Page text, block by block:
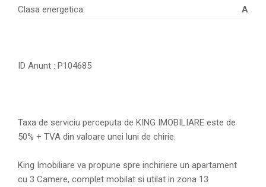
Clasa energetica:
A
ID Anunt : P104685
Taxa de serviciu perceputa de KING IMOBILIARE este de
50% + TVA din valoare unei luni de chirie.
King Imobiliare va propune spre inchiriere un apartament
cu 3 Camere, complet mobilat si utilat in zona 13